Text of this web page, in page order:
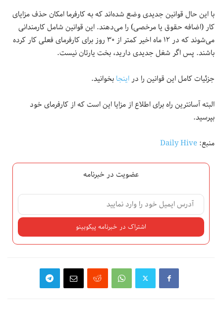
با این حال قوانین جدیدی وضع شده‌اند که به کارفرما امکان حذف مزایای
کار (اضافه حقوق یا مرخصی) را می‌دهند. این قوانین شامل کارمندانی
می‌شوند که در ۱۲ ماه اخیر کمتر از ۳۰ روز برای کارفرمای فعلی کار کرده
باشند. پس اگر شغل جدیدی دارید، بخت یارتان نیست.
جزئیات کامل این قوانین را دراینجابخوانید.
البته آسانترین راه برای اطلاع از مزایا این است که از کارفرمای خود
بپرسید.
منبع:Daily Hive
عضویت در خبرنامه